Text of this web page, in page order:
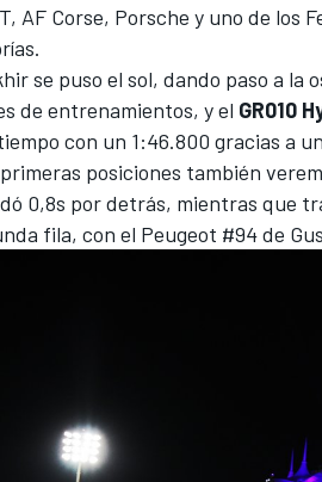
AF Corse, Porsche y uno de los
se puso el sol, dando paso a
de entrenamientos, y el GR010
con un 1:46.800 gracias a
posiciones también
0,8s por detrás, mientras que
fila, con el Peugeot #94 de